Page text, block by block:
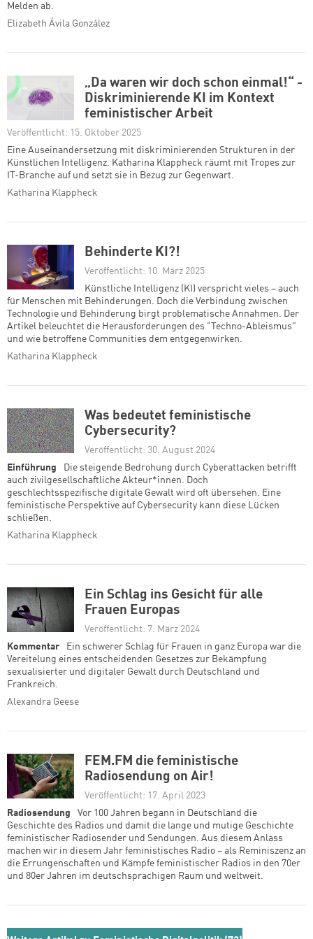
Melden ab.
Elizabeth Ávila González
„Da waren wir doch schon einmal!“ -
Diskriminierende KI im Kontext
feministischer Arbeit
Veröffentlicht: 15. Oktober 2025
Eine Auseinandersetzung mit diskriminierenden Strukturen in der
Künstlichen Intelligenz. Katharina Klappheck räumt mit Tropes zur
IT-Branche auf und setzt sie in Bezug zur Gegenwart.
Katharina Klappheck
Behinderte KI?!
Veröffentlicht: 10. März 2025
Künstliche Intelligenz (KI) verspricht vieles – auch
für Menschen mit Behinderungen. Doch die Verbindung zwischen
Technologie und Behinderung birgt problematische Annahmen. Der
Artikel beleuchtet die Herausforderungen des "Techno-Ableismus"
und wie betroffene Communities dem entgegenwirken.
Katharina Klappheck
Was bedeutet feministische
Cybersecurity?
Veröffentlicht: 30. August 2024
Einführung
Die steigende Bedrohung durch Cyberattacken betrifft
auch zivilgesellschaftliche Akteur*innen. Doch
geschlechtsspezifische digitale Gewalt wird oft übersehen. Eine
feministische Perspektive auf Cybersecurity kann diese Lücken
schließen.
Katharina Klappheck
Ein Schlag ins Gesicht für alle
Frauen Europas
Veröffentlicht: 7. März 2024
Kommentar
Ein schwerer Schlag für Frauen in ganz Europa war die
Vereitelung eines entscheidenden Gesetzes zur Bekämpfung
sexualisierter und digitaler Gewalt durch Deutschland und
Frankreich.
Alexandra Geese
FEM.FM die feministische
Radiosendung on Air!
Veröffentlicht: 17. April 2023
Radiosendung
Vor 100 Jahren begann in Deutschland die
Geschichte des Radios und damit die lange und mutige Geschichte
feministischer Radiosender und Sendungen. Aus diesem Anlass
machen wir in diesem Jahr feministisches Radio – als Reminiszenz an
die Errungenschaften und Kämpfe feministischer Radios in den 70er
und 80er Jahren im deutschsprachigen Raum und weltweit.